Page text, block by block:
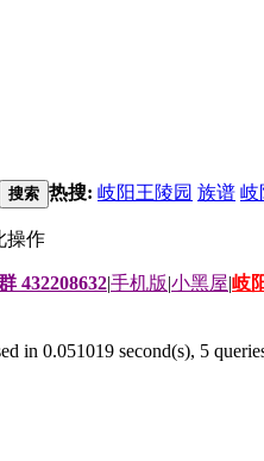
搜索 热搜: 岐阳王陵园 族谱 岐
操作
432208632|手机版|小黑屋|岐
in 0.051019 second(s), 5